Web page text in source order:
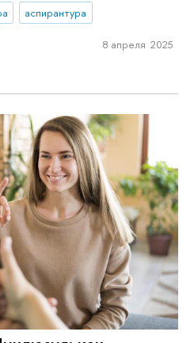
аспирантура
8 апреля 2025